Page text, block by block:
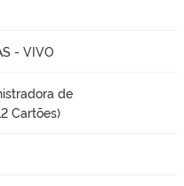
- VIVO
de
Cartões)